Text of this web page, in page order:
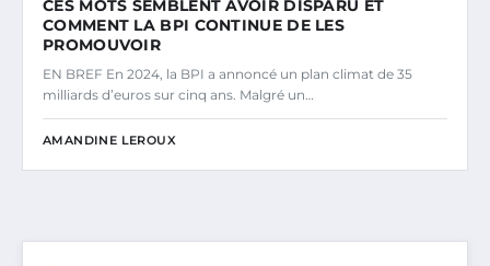
CES MOTS SEMBLENT AVOIR DISPARU ET
COMMENT LA BPI CONTINUE DE LES
PROMOUVOIR
EN BREF En 2024, la BPI a annoncé un plan climat de 35
milliards d’euros sur cinq ans. Malgré un…
AMANDINE LEROUX